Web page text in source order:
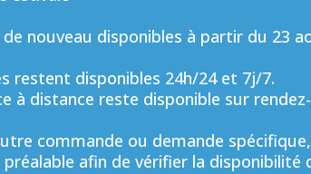
nouveau disponibles à partir du 23
restent disponibles 24h/24 et 7j/7.
à distance reste disponible sur
commande ou demande
afin de vérifier la disponibilité